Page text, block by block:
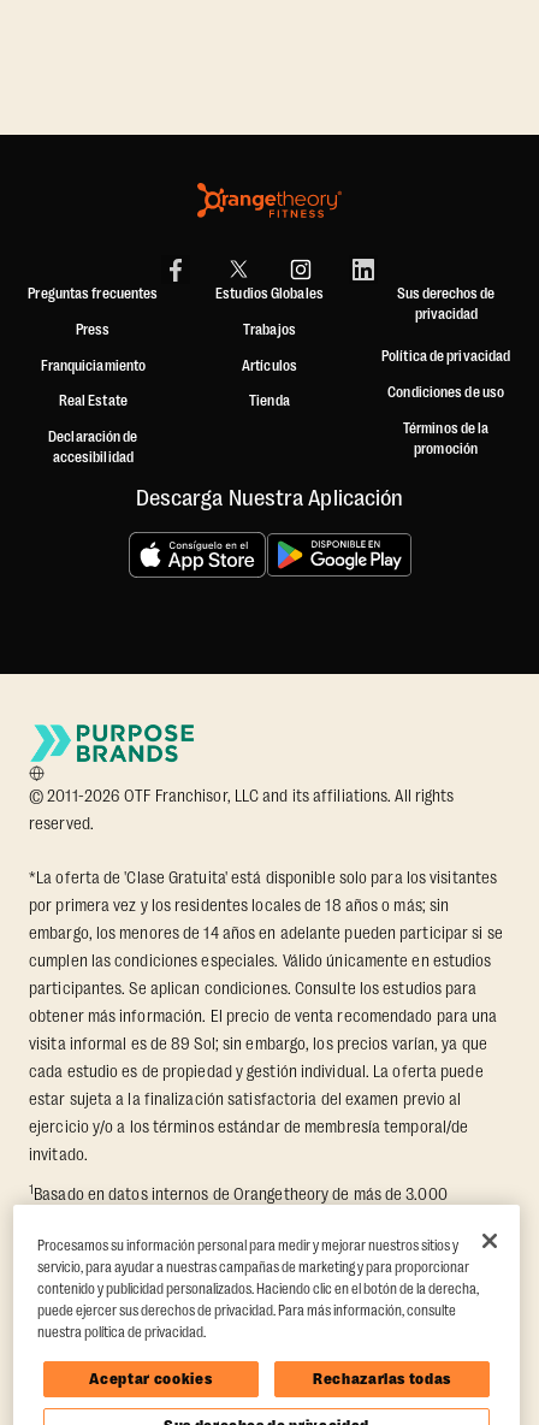
Preguntas frecuentes
Press
Franquiciamiento
Real Estate
Declaración de
accesibilidad
Estudios Globales
Trabajos
Artículos
Tienda
Sus derechos de
privacidad
Política de privacidad
Condiciones de uso
Términos de la
promoción
Descarga Nuestra Aplicación
© 2011-2026 OTF Franchisor, LLC and its affiliations. All rights
reserved.
*La oferta de 'Clase Gratuita' está disponible solo para los visitantes
por primera vez y los residentes locales de 18 años o más; sin
embargo, los menores de 14 años en adelante pueden participar si se
cumplen las condiciones especiales. Válido únicamente en estudios
participantes. Se aplican condiciones. Consulte los estudios para
obtener más información. El precio de venta recomendado para una
visita informal es de 89 Sol; sin embargo, los precios varían, ya que
cada estudio es de propiedad y gestión individual. La oferta puede
estar sujeta a la finalización satisfactoria del examen previo al
ejercicio y/o a los términos estándar de membresía temporal/de
invitado.
1Basado en datos internos de Orangetheory de más de 3.000
semanas, en el que se midió la pérdida promedio de grasa y el
aumento de masa muscular magra. Respaldado por hallazgos de
terceros en Quindry et al., 2021: “Physiologic and Psychologic
Responses to a High Intensity Functional Training Program.”
Exercise Physiology Online, 24(2), 79–91.
Procesamos su información personal para medir y mejorar nuestros sitios y
servicio, para ayudar a nuestras campañas de marketing y para proporcionar
contenido y publicidad personalizados. Haciendo clic en el botón de la derecha,
puede ejercer sus derechos de privacidad. Para más información, consulte
nuestra política de privacidad.
Aceptar cookies Rechazarlas todas